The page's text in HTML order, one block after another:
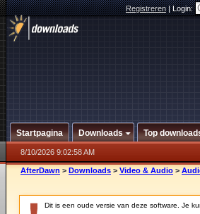
Registreren|Login:
Startpagina Downloads Top
8/10/2026 9:02:58 AM
AfterDawn > Downloads > Video & Audio >
Dit is een oude versie van deze software. Je